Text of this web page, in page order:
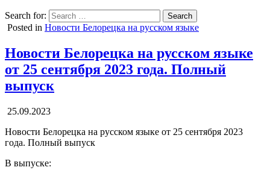
Search for:
Posted in Новости Белорецка на русском языке
Новости Белорецка на русском языке
от 25 сентября 2023 года. Полный
выпуск
25.09.2023
Новости Белорецка на русском языке от 25 сентября 2023
года. Полный выпуск
В выпуске: